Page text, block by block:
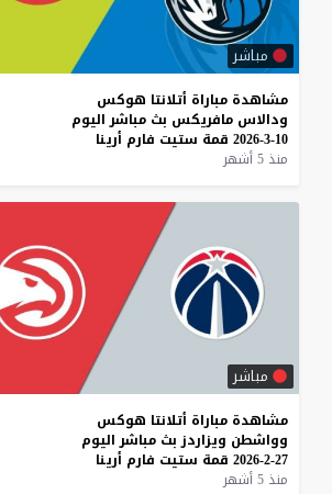
مباشر
مشاهدة مباراة أتلانتا هوكس
ودالاس مافريكس بث مباشر اليوم
10-3-2026
قمة ستيت فارم أرينا
منذ 5 أشهر
مباشر
مشاهدة مباراة أتلانتا هوكس
وواشطن ويزاردز بث مباشر اليوم
27-2-2026
قمة ستيت فارم أرينا
منذ 5 أشهر